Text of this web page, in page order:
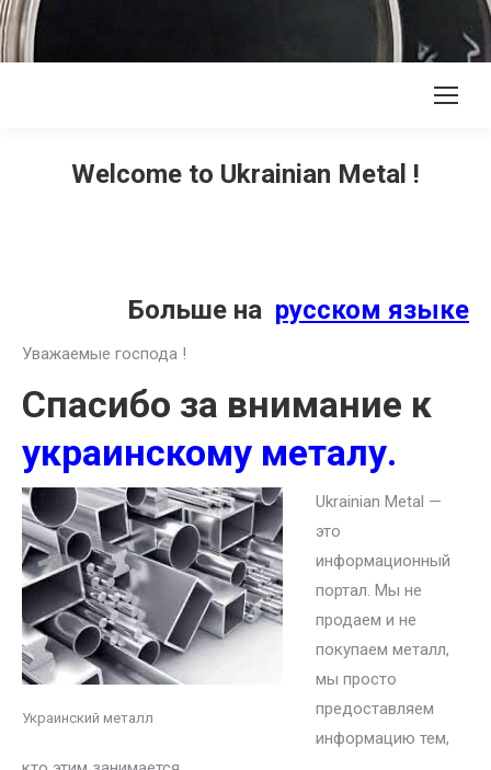
Welcome to Ukrainian Metal !
Больше на русском языке
Уважаемые господа !
Спасибо за внимание к
украинскому металу.
Украинский металл
Ukrainian Metal —
это
информационный
портал. Мы не
продаем и не
покупаем металл,
мы просто
предоставляем
информацию тем,